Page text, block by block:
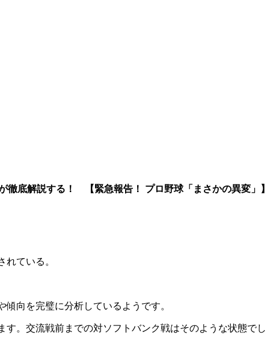
徹底解説する！ 【緊急報告！ プロ野球「まさかの異変」】
ている。
向を完璧に分析しているようです。
。交流戦前までの対ソフトバンク戦はそのような状態でし